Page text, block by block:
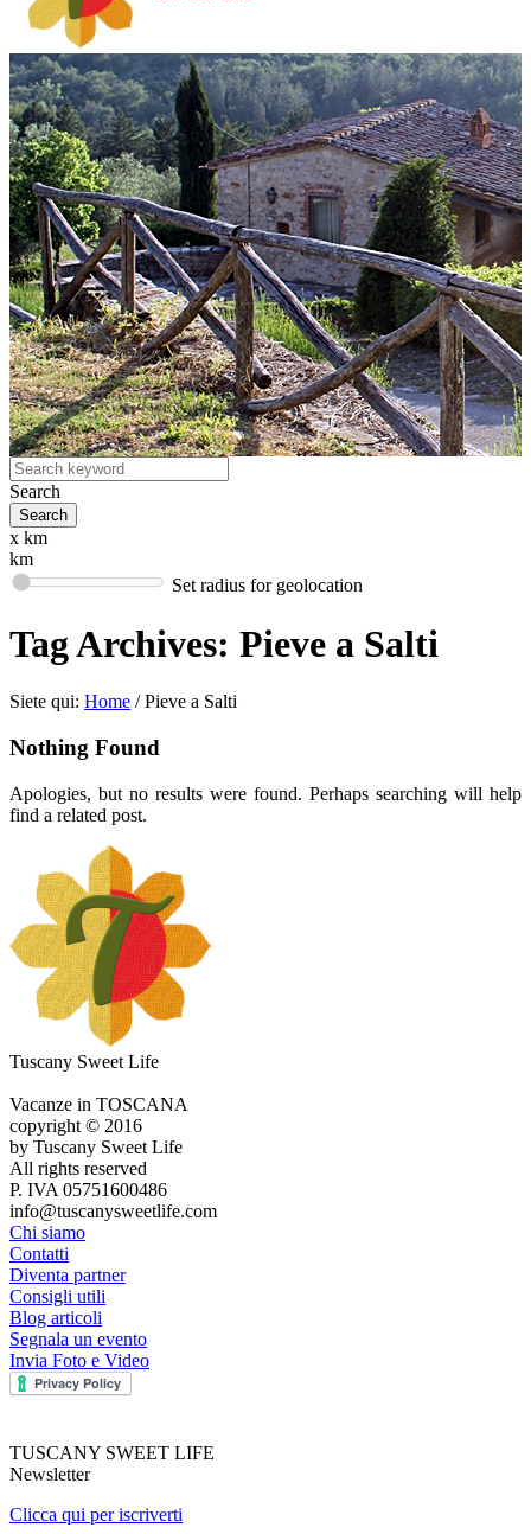
Search
x km
km
Set radius for geolocation
Tag Archives: Pieve a Salti
Siete qui: Home / Pieve a Salti
Nothing Found
Apologies, but no results were found. Perhaps searching will help
find a related post.
Tuscany Sweet Life
Vacanze in TOSCANA
copyright © 2016
by Tuscany Sweet Life
All rights reserved
P. IVA 05751600486
info@tuscanysweetlife.com
Chi siamo
Contatti
Diventa partner
Consigli utili
Blog articoli
Segnala un evento
Invia Foto e Video
TUSCANY SWEET LIFE
Newsletter
Clicca qui per iscriverti